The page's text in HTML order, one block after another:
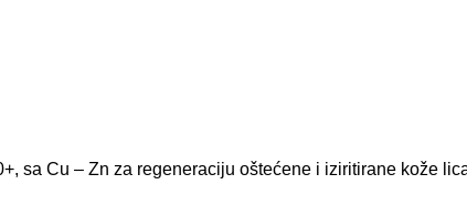
sa Cu – Zn za regeneraciju oštećene i iziritirane kože